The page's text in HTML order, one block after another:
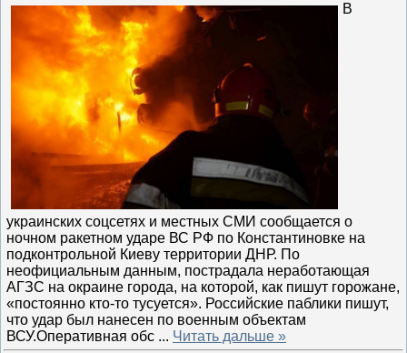
В
украинских соцсетях и местных СМИ сообщается о
ночном ракетном ударе ВС РФ по Константиновке на
подконтрольной Киеву территории ДНР. По
неофициальным данным, пострадала неработающая
АГЗС на окраине города, на которой, как пишут горожане,
«постоянно кто-то тусуется». Российские паблики пишут,
что удар был нанесен по военным объектам
ВСУ.Оперативная обс ... Читать дальше »